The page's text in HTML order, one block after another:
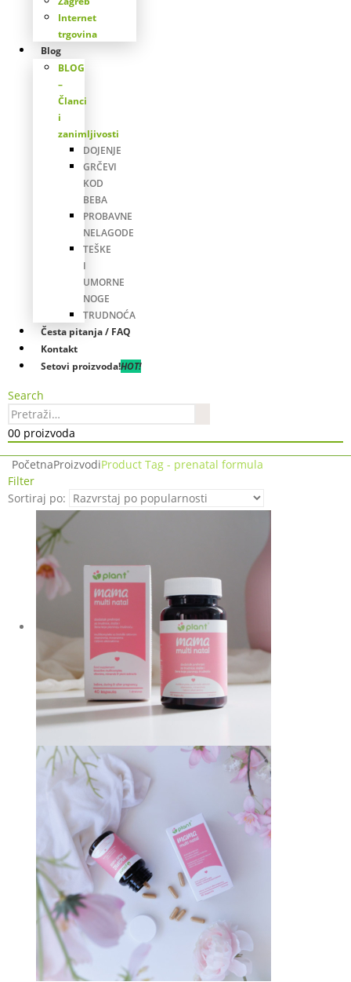
Internet
trgovina
Blog
BLOG
–
Članci
i
zanimljivosti
DOJENJE
GRČEVI
KOD
BEBA
PROBAVNE
NELAGODE
TEŠKE
I
UMORNE
NOGE
TRUDNOĆA
Česta pitanja / FAQ
Kontakt
Setovi proizvoda!HOT!
Search
00 proizvoda
PočetnaProizvodiProduct Tag - prenatal formula
Filter
Sortiraj po: